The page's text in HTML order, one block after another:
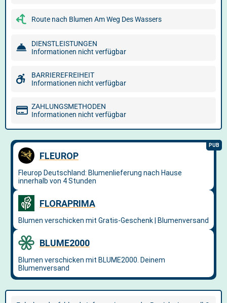
Route nach Blumen Am Weg Des Wassers
DIENSTLEISTUNGEN
Informationen nicht verfügbar
BARRIEREFREIHEIT
Informationen nicht verfügbar
ZAHLUNGSMETHODEN
Informationen nicht verfügbar